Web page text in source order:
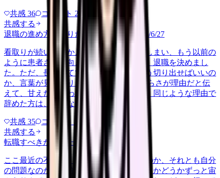
共感 36 コメント 2
共感する
退職の進め方を知りたい
patient-family 2026/6/27
看取りが続いた数か月で心がすり切れてしまい、もう以前の
ように患者さんと向き合える自信がなく、退職を決めまし
た。ただ、長く育ててもらった師長にどう切り出せばいいの
か、言葉が見つかりません。 看取りのつらさが理由だと伝
えて、甘えだと思われないかも不安です。同じような理由で
辞めた方は、どんな順番で誰に何…
共感 35 コメント 2
共感する
転職すべきか知りたい other 2026/6/26
ここ最近の不調が、職場の環境のせいなのか、それとも自分
の問題なのか切り分けられず、転職すべきかどうかずっと宙